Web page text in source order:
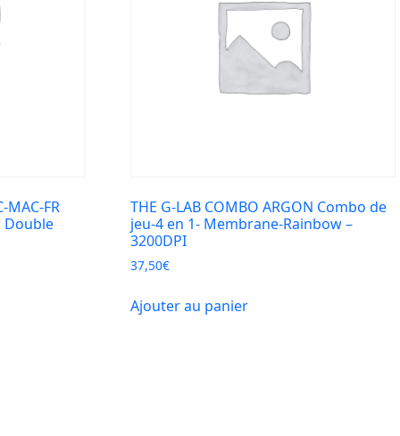
MAC-FR
Double
THE G-LAB COMBO ARGON Combo de
jeu-4 en 1- Membrane-Rainbow –
3200DPI
37,50€
Ajouter au panier